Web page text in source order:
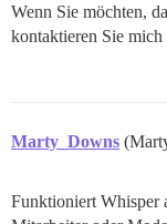
Wenn Sie möchten,
kontaktieren Sie mich
Marty_Downs
Funktioniert Whisper